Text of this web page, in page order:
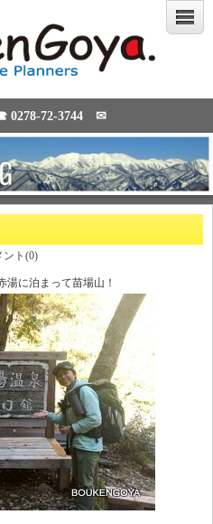
0278-72-3744 ✉
ント(0)
湯に泊まって苗場山！